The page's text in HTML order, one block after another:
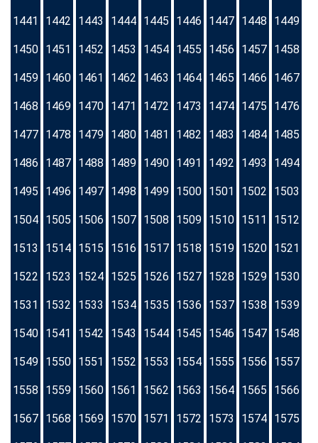
1441 1442 1443 1444 1445 1446 1447 1448 1449
1450 1451 1452 1453 1454 1455 1456 1457 1458
1459 1460 1461 1462 1463 1464 1465 1466 1467
1468 1469 1470 1471 1472 1473 1474 1475 1476
1477 1478 1479 1480 1481 1482 1483 1484 1485
1486 1487 1488 1489 1490 1491 1492 1493 1494
1495 1496 1497 1498 1499 1500 1501 1502 1503
1504 1505 1506 1507 1508 1509 1510 1511 1512
1513 1514 1515 1516 1517 1518 1519 1520 1521
1522 1523 1524 1525 1526 1527 1528 1529 1530
1531 1532 1533 1534 1535 1536 1537 1538 1539
1540 1541 1542 1543 1544 1545 1546 1547 1548
1549 1550 1551 1552 1553 1554 1555 1556 1557
1558 1559 1560 1561 1562 1563 1564 1565 1566
1567 1568 1569 1570 1571 1572 1573 1574 1575